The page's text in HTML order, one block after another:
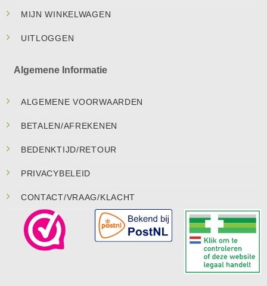
MIJN WINKELWAGEN
UITLOGGEN
Algemene Informatie
ALGEMENE VOORWAARDEN
BETALEN/AFREKENEN
BEDENKTIJD/RETOUR
PRIVACYBELEID
CONTACT/VRAAG/KLACHT